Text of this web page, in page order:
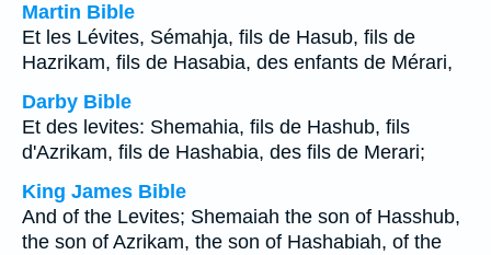
Martin Bible
Et les Lévites, Sémahja, fils de Hasub, fils de
Hazrikam, fils de Hasabia, des enfants de Mérari,
Darby Bible
Et des levites: Shemahia, fils de Hashub, fils
d'Azrikam, fils de Hashabia, des fils de Merari;
King James Bible
And of the Levites; Shemaiah the son of Hasshub,
the son of Azrikam, the son of Hashabiah, of the